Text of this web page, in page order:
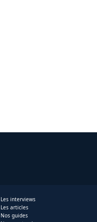
Les interviews
Les articles
Nos guides